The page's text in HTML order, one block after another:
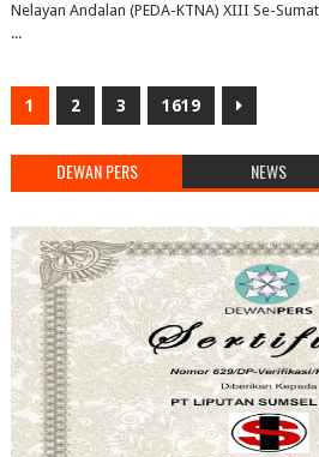
Nelayan Andalan (PEDA-KTNA) XIII Se-
...
1 2 3 1619
DEWAN PERS NEWS